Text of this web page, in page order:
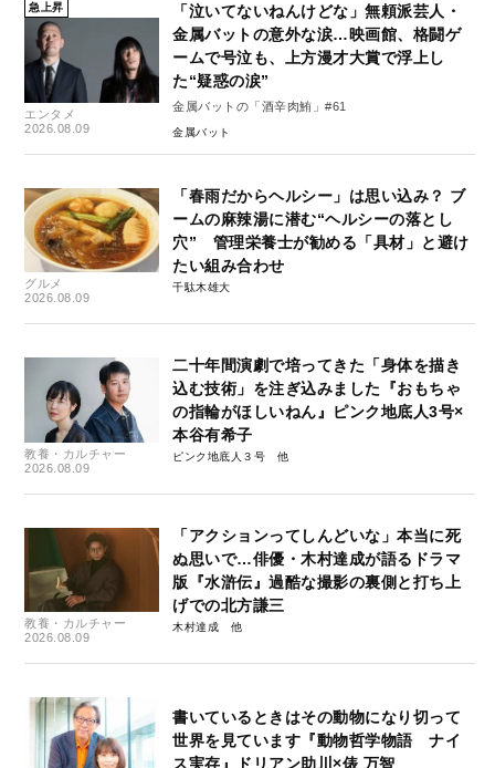
急上昇
エンタメ
2026.08.09
「泣いてないねんけどな」無頼派芸人・
金属バットの意外な涙…映画館、格闘ゲ
ームで号泣も、上方漫才大賞で浮上し
た“疑惑の涙”
金属バットの「酒辛肉鮪」#61
金属バット
グルメ
2026.08.09
「春雨だからヘルシー」は思い込み？ ブ
ームの麻辣湯に潜む“ヘルシーの落とし
穴” 管理栄養士が勧める「具材」と避け
たい組み合わせ
千駄木雄大
教養・カルチャー
2026.08.09
二十年間演劇で培ってきた「身体を描き
込む技術」を注ぎ込みました『おもちゃ
の指輪がほしいねん』ピンク地底人3号×
本谷有希子
ピンク地底人３号
教養・カルチャー
2026.08.09
「アクションってしんどいな」本当に死
ぬ思いで…俳優・木村達成が語るドラマ
版『水滸伝』過酷な撮影の裏側と打ち上
げでの北方謙三
木村達成
書いているときはその動物になり切って
世界を見ています『動物哲学物語 ナイ
ス実存』ドリアン助川×俵 万智